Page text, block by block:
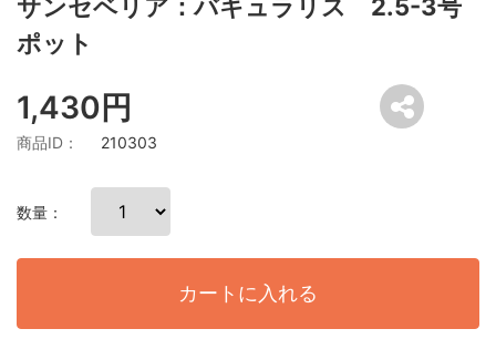
サンセベリア：バキュラリス 2.5-3号
ポット
1,430円
商品ID： 210303
数量：
カートに入れる